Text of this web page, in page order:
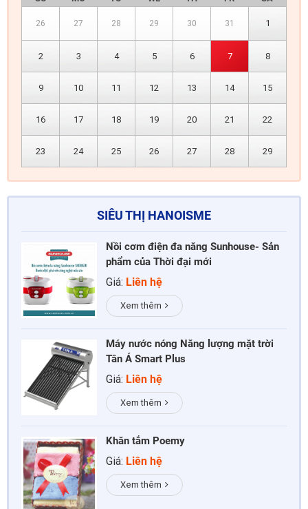
26 27 28 29 30 31 1
2 3 4 5 6 7 8
9 10 11 12 13 14 15
16 17 18 19 20 21 22
23 24 25 26 27 28 29
SIÊU THỊ HANOISME
Nồi cơm điện đa năng Sunhouse- Sản
phẩm của Thời đại mới
Giá: Liên hệ
Xem thêm
Máy nước nóng Năng lượng mặt trời
Tân Á Smart Plus
Giá: Liên hệ
Xem thêm
Khăn tắm Poemy
Giá: Liên hệ
Xem thêm